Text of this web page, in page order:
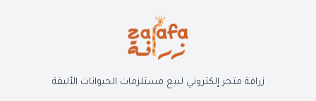
زرافة متجر إلكتروني لبيع مستلزمات الحيوانات الأليفة